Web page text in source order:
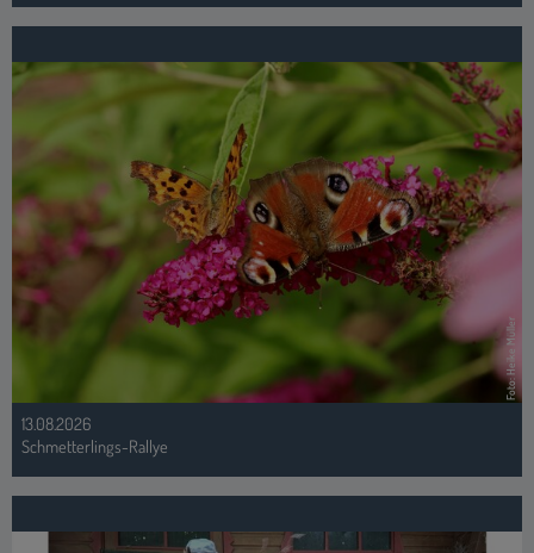
Foto: Heike Müller
13.08.2026
Schmetterlings-Rallye